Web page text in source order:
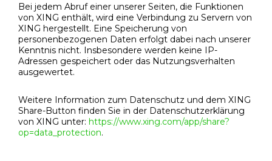
Bei jedem Abruf einer unserer Seiten, die Funktionen
von XING enthält, wird eine Verbindung zu Servern von
XING hergestellt. Eine Speicherung von
personenbezogenen Daten erfolgt dabei nach unserer
Kenntnis nicht. Insbesondere werden keine IP-
Adressen gespeichert oder das Nutzungsverhalten
ausgewertet.
Weitere Information zum Datenschutz und dem XING
Share-Button finden Sie in der Datenschutzerklärung
von XING unter: https://www.xing.com/app/share?
op=data_protection.